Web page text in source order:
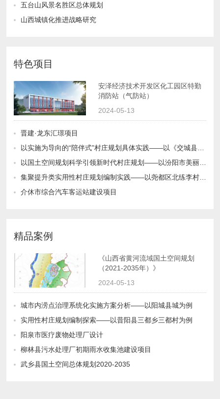
五台山风景名胜区总体规划
山西城镇化推进战略研究
特色项目
消防站（气防站）
2024-05-13
晋建·龙东汇璟项目
以实施为导向的“陪伴式”村庄规划具体实践——以《交城县苏家湾村美丽宜居示范村实用性村庄规划（2019-2035）为例
以国土空间规划科学引领新时代村庄规划——以汾阳市美丽宜居示范村“多规合一”实用性村庄规划编制为例
集聚提升类实用性村庄规划编制实践——以尧都区北练李村为例
介休市综合汽车客运站建设项目
精品案例
（2021-2035年）》
2024-05-13
城市内涝点治理系统化实施方案分析——以阳城县城为例
实用性村庄规划编制探索——以昔阳县三都乡三都村为例
阳泉市医疗废物处理厂设计
柳林县污水处理厂初期雨水收集池建设项目
武乡县国土空间总体规划2020-2035